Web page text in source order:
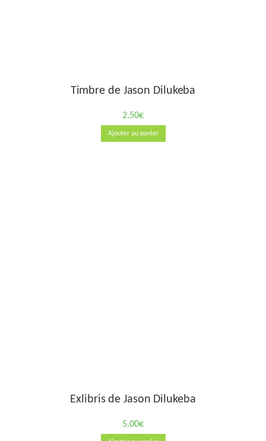
Timbre de Jason Dilukeba
2.50€
Ajouter au panier
Exlibris de Jason Dilukeba
5.00€